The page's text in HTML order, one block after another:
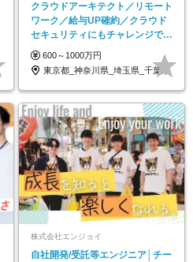
クラウドアーキテクト／リモート
ワーク／給与UP確約／クラウド
セキュリティにもチャレンジでき
る／年休125日
600～1000万円
東京都_神奈川県_埼玉県_千葉県
株式会社エンジョイ
自社開発/受託等エンジニア│チー